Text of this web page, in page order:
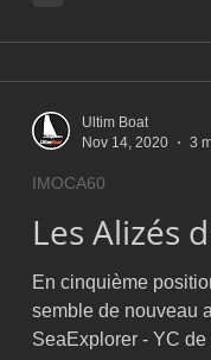
Les Alizés
En cinquième
semble de nouveau
SeaExplorer - YC
IMOCA60
Ultim Boat
Nov 14, 2020
3